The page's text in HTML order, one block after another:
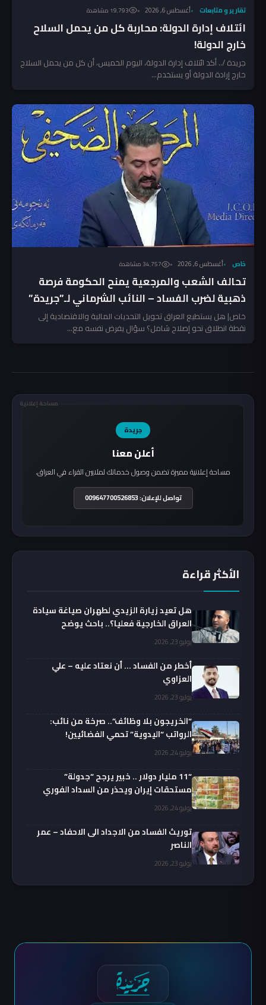
تقارير و متابعات أغسطس 6, 2026 19٬793 مشاهدة
ائتلاف إدارة الدولة: محاربة كل من يحمل السلاح
خارج الدولة!
جريدة /.. أكد ائتلاف إدارة الدولة، اليوم الخميس، أن كل من يحمل السلاح
خارج إرادة الدولة أو يستخدم...
خاص أغسطس 6, 2026 34٬757 مشاهدة
تحالف الشعب والمرجعية يمنح الحكومة فرصة
ذهبية لضرب الفساد – النائب الشرماني لـ”جريدة”
خاص| هل يستطيع العراق تحويل التحديات المالية والاقتصادية إلى
نقطة انطلاق نحو إصلاح شامل؟ سؤال يفرض نفسه مع...
مساحة إعلانية
جريدة
أعلن معنا
مساحة إعلانية مميزة تضمن وصول خدماتك لملايين القراء في العراق.
تواصل للإعلان: 009647700526853
الأكثر قراءة
هل تعيد زيارة الزيدي لطهران صياغة سيادة
العراق الخارجية فعليا؟.. باحث يوضح
يوليو 23, 2026
أخطر من الفساد … أن نعتاد عليه – علي
العزاوي
يوليو 23, 2026
“الخريجون بلا وظائف”.. صرخة من نائب:
الرواتب “اليدوية” تحمي الفضائيين!
يوليو 24, 2026
“11 مليار دولار .. خبير يرجح “جدولة”
مستحقات إيران ويحذر من السداد الفوري
يوليو 24, 2026
توريث الفساد من الاجداد الى الاحفاد – عمر
الناصر
يوليو 23, 2026